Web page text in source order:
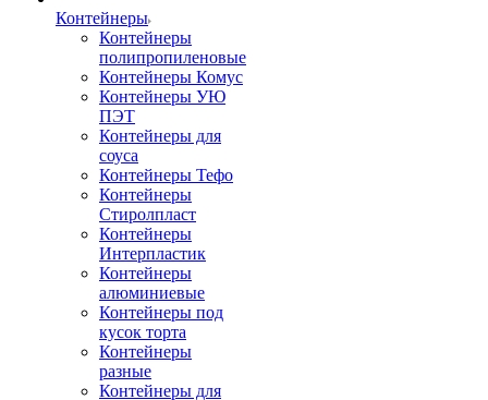
Контейнеры
Контейнеры
полипропиленовые
Контейнеры Комус
Контейнеры УЮ
ПЭТ
Контейнеры для
соуса
Контейнеры Тефо
Контейнеры
Стиролпласт
Контейнеры
Интерпластик
Контейнеры
алюминиевые
Контейнеры под
кусок торта
Контейнеры
разные
Контейнеры для